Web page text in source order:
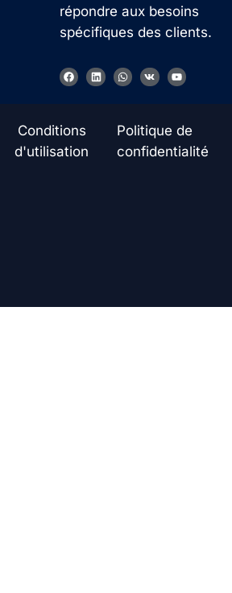
répondre aux besoins
spécifiques des clients.
F
a
o
k
L
i
W
h
a
p
V
k
Y
o
e
Conditions
d'utilisation
Politique de
confidentialité